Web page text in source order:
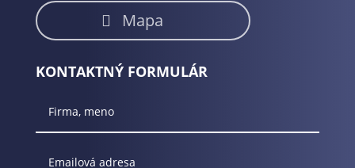
Mapa
KONTAKTNÝ FORMULÁR